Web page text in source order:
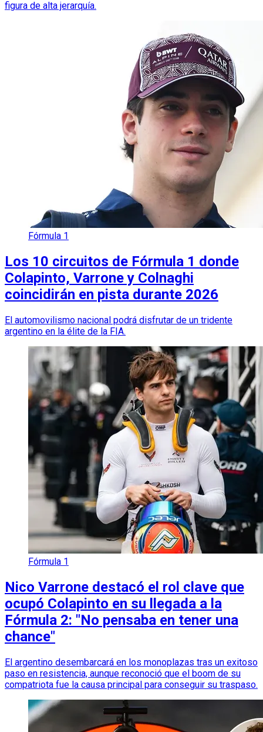
figura de alta jerarquía.
Fórmula 1
Los 10 circuitos de Fórmula 1 donde
Colapinto, Varrone y Colnaghi
coincidirán en pista durante 2026
El automovilismo nacional podrá disfrutar de un tridente
argentino en la élite de la FIA.
Fórmula 1
Nico Varrone destacó el rol clave que
ocupó Colapinto en su llegada a la
Fórmula 2: "No pensaba en tener una
chance"
El argentino desembarcará en los monoplazas tras un exitoso
paso en resistencia, aunque reconoció que el boom de su
compatriota fue la causa principal para conseguir su traspaso.